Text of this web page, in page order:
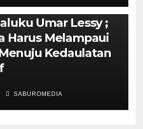
III HMI, Ketua
Umar Lessy ;
Harus Melampaui
Kedaulatan
SABUROMEDIA